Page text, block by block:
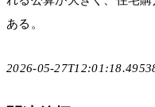
ある。
2026-05-